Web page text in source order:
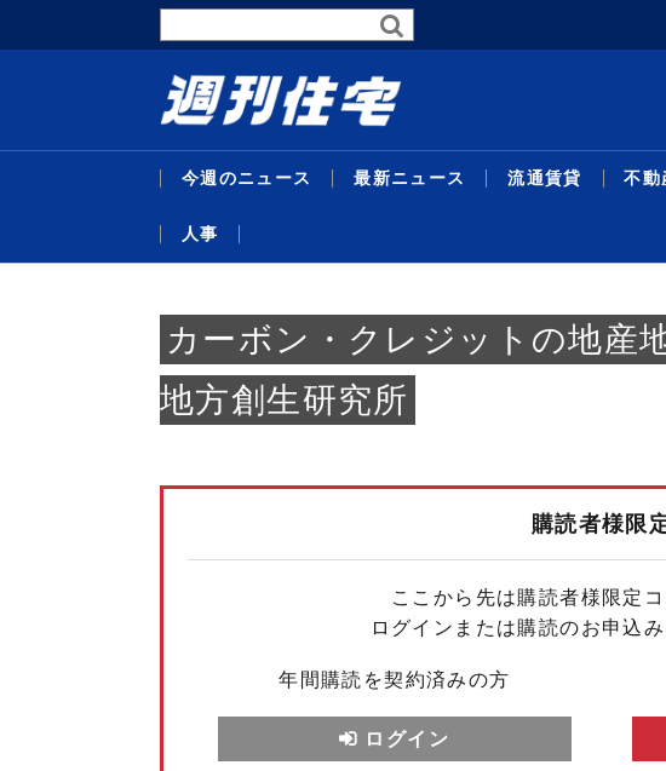
今週のニュース 最新ニュース
最新ニュース
略／住協グループ／
最新ニュース
流通賃貸
流通賃貸
定賃料は4万3096円
不動
不動産投資
比で30％削減を達成
不動産投資
行政・地域・団体
域３県追加で41地域
行政・地域・団体
不動産開発
／マンション敷地売
不動産開発
データ
ンション利回り－３
連載
ＡＣ紙面講習③／「
特集
達額１千億円超／「
住宅事業
ベ再販／第１弾８月
人事
人事
カーボン・クレジットの地産
地方創生研究所
購読者様限
ここから先は購読者様限定コ
ログインまたは購読のお申込
年間購読を契約済みの方
ログイン